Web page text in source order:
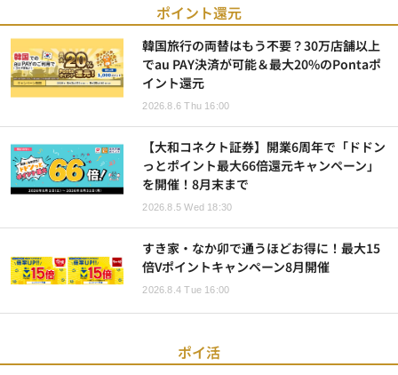
ポイント還元
韓国旅行の両替はもう不要？30万店舗以上
でau PAY決済が可能＆最大20%のPontaポ
イント還元
2026.8.6 Thu 16:00
【大和コネクト証券】開業6周年で「ドドン
っとポイント最大66倍還元キャンペーン」
を開催！8月末まで
2026.8.5 Wed 18:30
すき家・なか卯で通うほどお得に！最大15
倍Vポイントキャンペーン8月開催
2026.8.4 Tue 16:00
ポイ活